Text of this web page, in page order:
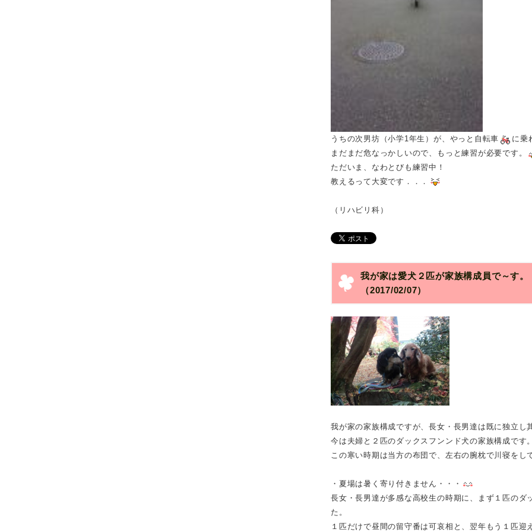
うちの次男坊（小学1年生）が、やっと自転車
に乗
まだまだ危なっかしいので、もっと練習が必要です。
ただいま、なわとびも練習中！
教えるって大変です．．．
（リハビリ科）
我が家は愛犬２匹が家族構成員で～す
（2017/02/07）
我が家の家族構成ですが、長女・長男達は既に独立し
今は夫婦と２匹のダックスフンンド犬の家族構成です。
この寒い時期は当方の布団で、左右の腕枕で川寝をし
・夏場は暑く寄り付きません・・・
長女・長男達が多感な高校生の時期に、まず１匹のダ
た。
１匹だけで昼間の留守番は可哀相と、翌年もう１匹迎